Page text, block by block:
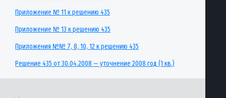
Приложение № 11 к решению 435
Приложение № 13 к решению 435
Приложения №№ 7, 8, 10, 12 к решению 435
Решение 435 от 30.04.2008 — уточнение 2008 год (1 кв.)